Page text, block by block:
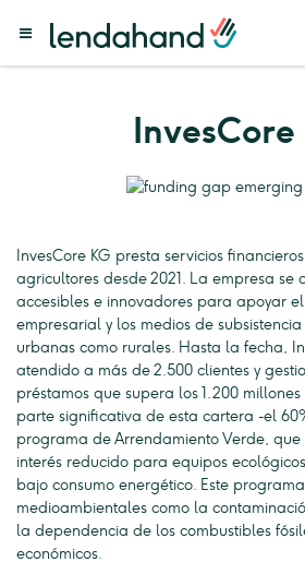
InvesCore
InvesCore KG presta servicios
agricultores desde 2021. La empresa se
accesibles e innovadores para apoyar
empresarial y los medios de
urbanas como rurales. Hasta la fecha,
atendido a más de 2.500 clientes y
préstamos que supera los 1.200
parte significativa de esta cartera -el
programa de Arrendamiento Verde,
interés reducido para equipos
bajo consumo energético. Este
medioambientales como la
la dependencia de los combustibles
económicos.